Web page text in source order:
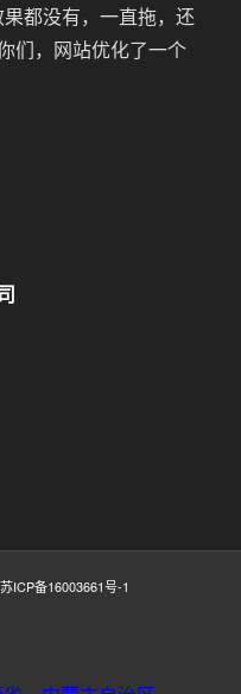
都没有，一直拖，还
们，网站优化了一个
苏ICP备16003661号-1